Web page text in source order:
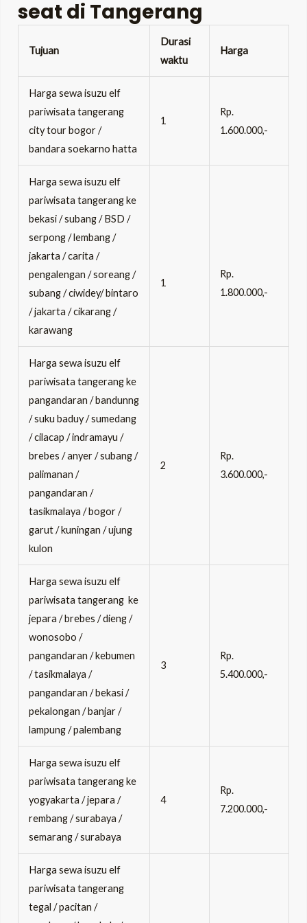
seat di Tangerang
Tujuan
Durasi
waktu
Harga
Harga sewa isuzu elf
pariwisata tangerang
city tour bogor /
bandara soekarno hatta
1
Rp.
1.600.000,-
Harga sewa isuzu elf
pariwisata tangerang ke
bekasi / subang / BSD /
serpong / lembang /
jakarta / carita /
pengalengan / soreang /
subang / ciwidey/ bintaro
/ jakarta / cikarang /
karawang
1
Rp.
1.800.000,-
Harga sewa isuzu elf
pariwisata tangerang ke
pangandaran / bandunng
/ suku baduy / sumedang
/ cilacap / indramayu /
brebes / anyer / subang /
palimanan /
pangandaran /
tasikmalaya / bogor /
garut / kuningan / ujung
kulon
2
Rp.
3.600.000,-
Harga sewa isuzu elf
pariwisata tangerang ke
jepara / brebes / dieng /
wonosobo /
pangandaran / kebumen
/ tasikmalaya /
pangandaran / bekasi /
pekalongan / banjar /
lampung / palembang
3
Rp.
5.400.000,-
Harga sewa isuzu elf
pariwisata tangerang ke
yogyakarta / jepara /
rembang / surabaya /
semarang / surabaya
4
Rp.
7.200.000,-
Harga sewa isuzu elf
pariwisata tangerang
tegal / pacitan /